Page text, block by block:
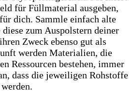
für Füllmaterial ausgeben,
dich. Sammle einfach alte
zum Auspolstern deiner
Zweck ebenso gut als
werden Materialien, die
Ressourcen bestehen, immer
dass die jeweiligen Rohstoffe